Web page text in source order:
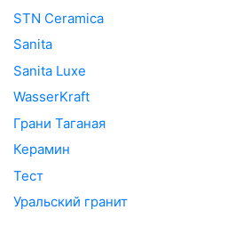
STN Ceramica
Sanita
Sanita Luxe
WasserKraft
Грани Таганая
Керамин
Тест
Уральский гранит